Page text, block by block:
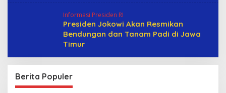
Informasi Presiden RI
Presiden Jokowi Akan Resmikan
Bendungan dan Tanam Padi di Jawa
Timur
Berita Populer